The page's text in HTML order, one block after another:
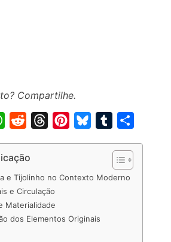
Compartilhe.
W
a
s
A
p
d
i
t
a
d
s
e
y
m
b
e Tijolinho no Contexto Moderno
e Circulação
Materialidade
dos Elementos Originais